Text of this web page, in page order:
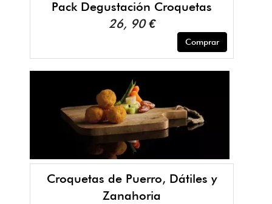
Pack Degustación Croquetas
26, 90 €
Comprar
Croquetas de Puerro, Dátiles y
Zanahoria